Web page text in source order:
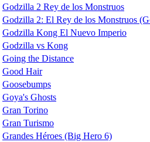
Godzilla 2 Rey de los Monstruos
Godzilla 2: El Rey de los Monstruos
Godzilla Kong El Nuevo Imperio
Godzilla vs Kong
Going the Distance
Good Hair
Goosebumps
Goya's Ghosts
Gran Torino
Gran Turismo
Grandes Héroes (Big Hero 6)